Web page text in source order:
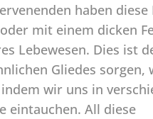
haben diese
mit einem dicken
Lebewesen. Dies ist
Gliedes sorgen,
wir uns in
eintauchen. All diese